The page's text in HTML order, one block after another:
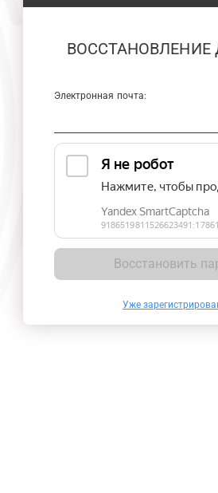
ВОССТАНОВЛЕНИЕ
Электронная почта:
Восстановить
Уже